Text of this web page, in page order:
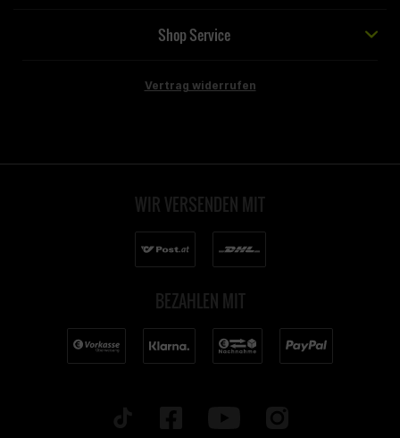
Shop Service
Vertrag widerrufen
WIR VERSENDEN MIT
BEZAHLEN MIT